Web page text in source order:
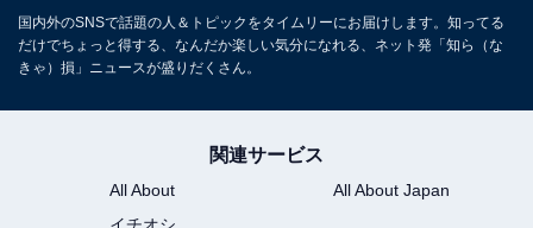
国内外のSNSで話題の人＆トピックをタイムリーにお届けします。知ってる
だけでちょっと得する、なんだか楽しい気分になれる、ネット発「知ら（な
きゃ）損」ニュースが盛りだくさん。
関連サービス
All About
All About Japan
イチオシ